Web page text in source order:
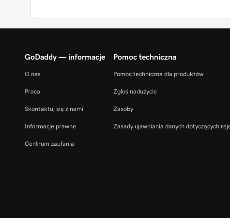
GoDaddy — informacje
O nas
Praca
Skontaktuj się z nami
Informacje prawne
Centrum zaufania
Pomoc techniczna
Pomoc techniczna dla produktów
Zgłoś nadużycie
Zasoby
Zasady ujawniania danych dotyczących